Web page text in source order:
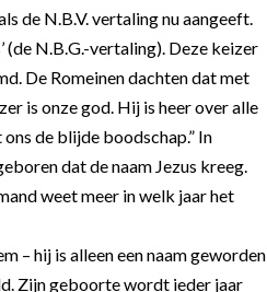
de N.B.V. vertaling nu aangeeft.
(de N.B.G.-vertaling). Deze keizer
De Romeinen dachten dat met
is onze god. Hij is heer over alle
de blijde boodschap.” In
dat de naam Jezus kreeg.
weet meer in welk jaar het
– hij is alleen een naam geworden
Zijn geboorte wordt ieder jaar